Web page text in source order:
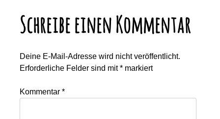
Schreibe einen Kommentar
Deine E-Mail-Adresse wird nicht veröffentlicht.
Erforderliche Felder sind mit* markiert
Kommentar*